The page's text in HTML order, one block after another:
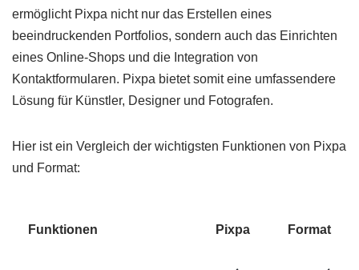
ermöglicht Pixpa nicht nur das Erstellen eines
beeindruckenden Portfolios, sondern auch das Einrichten
eines Online-Shops und die Integration von
Kontaktformularen. Pixpa bietet somit eine umfassendere
Lösung für Künstler, Designer und Fotografen.
Hier ist ein Vergleich der wichtigsten Funktionen von Pixpa
und Format:
Funktionen Pixpa Format